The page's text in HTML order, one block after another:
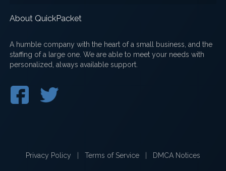
About QuickPacket
A humble company with the heart of a small business, and the
staffing of a large one. We are able to meet your needs with
personalized, always available support.
Privacy Policy Terms of Service DMCA Notices